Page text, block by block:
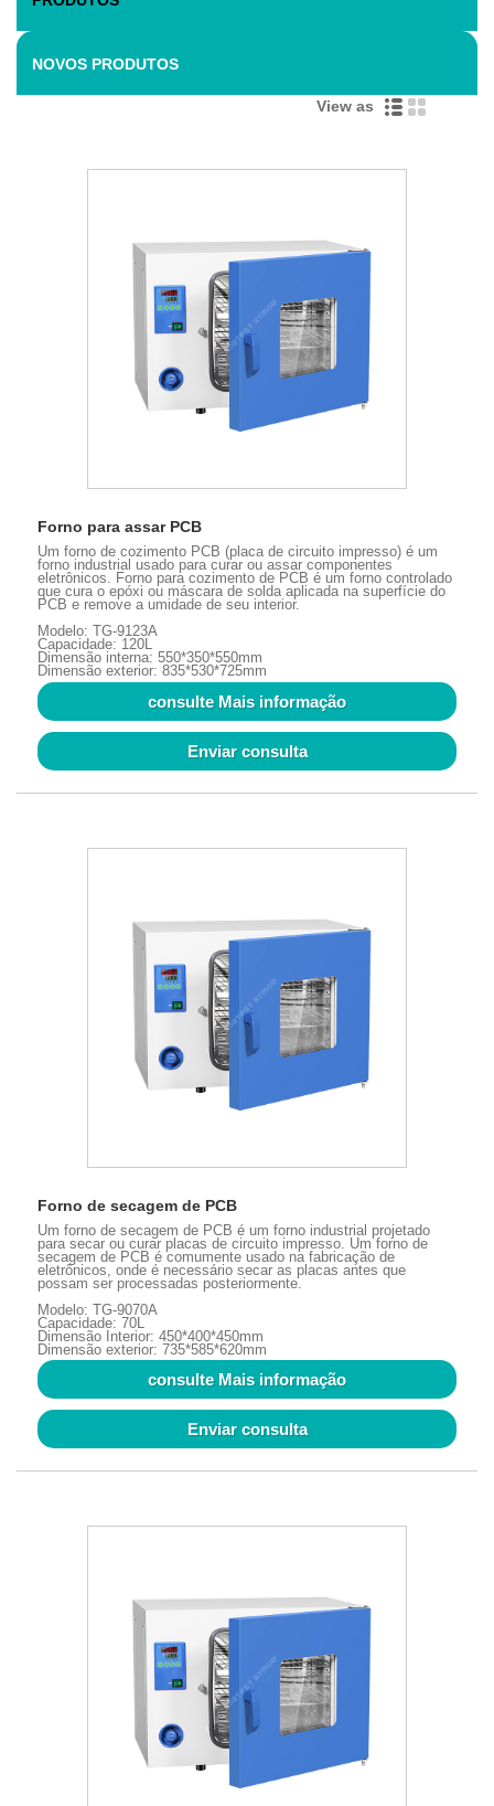
NOVOS PRODUTOS
View as
Forno para assar PCB
Um forno de cozimento PCB (placa de circuito impresso) é um
forno industrial usado para curar ou assar componentes
eletrônicos. Forno para cozimento de PCB é um forno controlado
que cura o epóxi ou máscara de solda aplicada na superfície do
PCB e remove a umidade de seu interior.
Modelo: TG-9123A
Capacidade: 120L
Dimensão interna: 550*350*550mm
Dimensão exterior: 835*530*725mm
consulte Mais informação
Enviar consulta
Forno de secagem de PCB
Um forno de secagem de PCB é um forno industrial projetado
para secar ou curar placas de circuito impresso. Um forno de
secagem de PCB é comumente usado na fabricação de
eletrônicos, onde é necessário secar as placas antes que
possam ser processadas posteriormente.
Modelo: TG-9070A
Capacidade: 70L
Dimensão Interior: 450*400*450mm
Dimensão exterior: 735*585*620mm
consulte Mais informação
Enviar consulta